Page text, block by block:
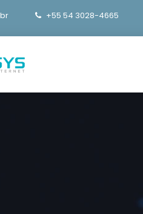
+55 54 3028-4665